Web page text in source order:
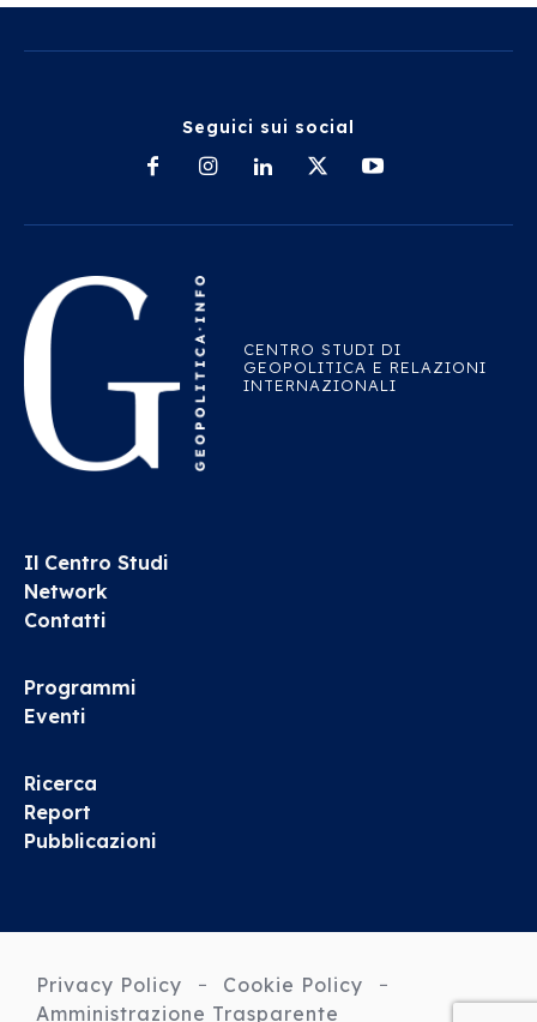
Seguici sui social
CENTRO STUDI DI
GEOPOLITICA E RELAZIONI
INTERNAZIONALI
Il Centro Studi
Network
Contatti
Programmi
Eventi
Ricerca
Report
Pubblicazioni
Privacy Policy
Cookie Policy
Amministrazione Trasparente